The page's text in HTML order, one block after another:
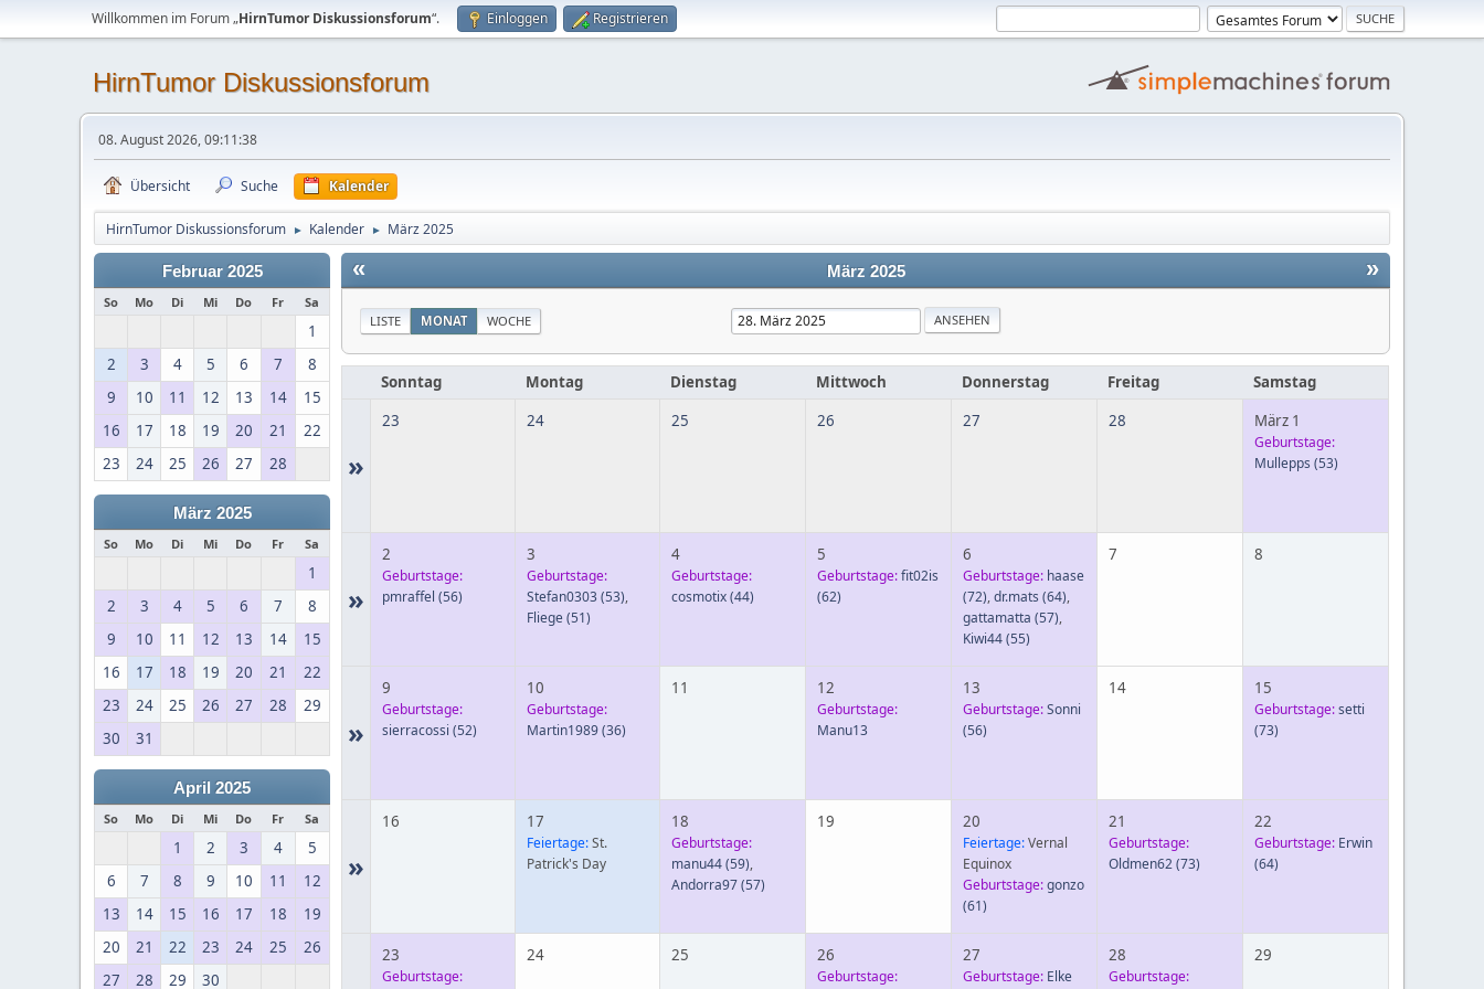
Willkommen im Forum „HirnTumor Diskussionsforum“. Einloggen Registrieren
HirnTumor Diskussionsforum
08. August 2026, 09:11:38
Übersicht Suche Kalender
HirnTumor Diskussionsforum ► Kalender ► März 2025
Februar 2025
So Mo Di Mi Do Fr Sa
1
2
3 4 5 6 7
8
9
10 11 12 13 14
15
16
17 18 19 20 21
22
23
24 25 26 27 28
März 2025
So Mo Di Mi Do Fr Sa
1
2
3 4 5 6 7
8
9
10 11 12 13 14
15
16
17 18 19 20 21
22
23
24 25 26 27 28
29
30
31
April 2025
So Mo Di Mi Do Fr Sa
1 2 3 4
5
6
7 8 9 10 11
12
13
14 15 16 17 18
19
20
21 22 23 24 25
26
27
28 29 30
« »
März 2025
LISTE MONAT WOCHE
Sonntag Montag Dienstag Mittwoch Donnerstag Freitag Samstag
»
23 24 25 26 27 28 März 1
Geburtstage:
Mullepps (53)
»
2
Geburtstage:
pmraffel (56)
3
Geburtstage:
Stefan0303(53),
Fliege(51)
4
Geburtstage:
cosmotix(44)
5
Geburtstage:fit02is
(62)
6
Geburtstage: haase
(72),dr.mats (64),
gattamatta (57),
Kiwi44(55)
7 8
»
9
Geburtstage:
sierracossi (52)
10
Geburtstage:
Martin1989(36)
11 12
Geburtstage:
Manu13
13
Geburtstage:Sonni
(56)
14 15
Geburtstage:setti
(73)
»
16 17
Feiertage:St.
Patrick's Day
18
Geburtstage:
manu44(59),
Andorra97(57)
19 20
Feiertage:Vernal
Equinox
Geburtstage:gonzo
(61)
21
Geburtstage:
Oldmen62(73)
22
Geburtstage: Erwin
(64)
23
Geburtstage:
24 25 26
Geburtstage:
27
Geburtstage: Elke
28
Geburtstage:
29